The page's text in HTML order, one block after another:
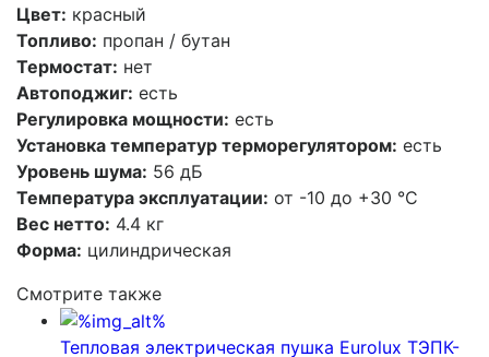
Цвет: красный
Топливо: пропан / бутан
Термостат: нет
Автоподжиг: есть
Регулировка мощности: есть
Установка температур терморегулятором: есть
Уровень шума: 56 дБ
Температура эксплуатации: от -10 до +30 °С
Вес нетто: 4.4 кг
Форма: цилиндрическая
Смотрите также
Тепловая электрическая пушка Eurolux ТЭПК-